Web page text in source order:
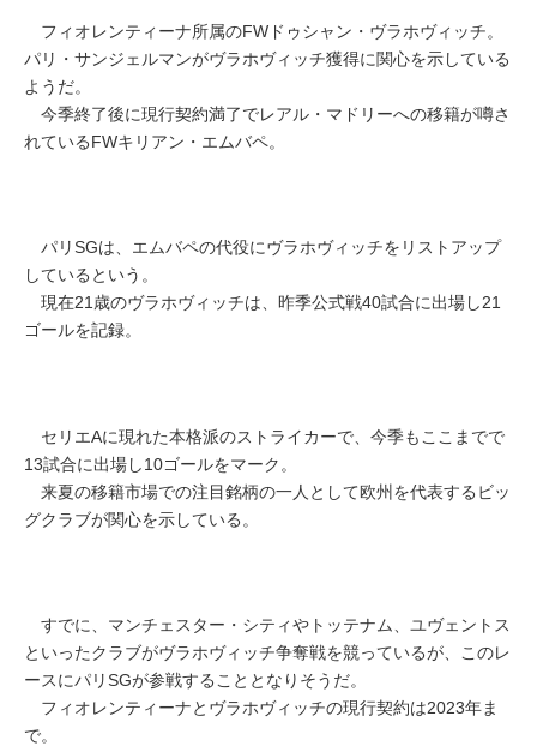
フィオレンティーナ所属のFWドゥシャン・ヴラホヴィッチ。
パリ・サンジェルマンがヴラホヴィッチ獲得に関心を示している
ようだ。
今季終了後に現行契約満了でレアル・マドリーへの移籍が噂さ
れているFWキリアン・エムバペ。
パリSGは、エムバペの代役にヴラホヴィッチをリストアップ
しているという。
現在21歳のヴラホヴィッチは、昨季公式戦40試合に出場し21
ゴールを記録。
セリエAに現れた本格派のストライカーで、今季もここまでで
13試合に出場し10ゴールをマーク。
来夏の移籍市場での注目銘柄の一人として欧州を代表するビッ
グクラブが関心を示している。
すでに、マンチェスター・シティやトッテナム、ユヴェントス
といったクラブがヴラホヴィッチ争奪戦を競っているが、このレ
ースにパリSGが参戦することとなりそうだ。
フィオレンティーナとヴラホヴィッチの現行契約は2023年ま
で。